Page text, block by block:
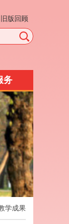
旧版回顾
务
学成果